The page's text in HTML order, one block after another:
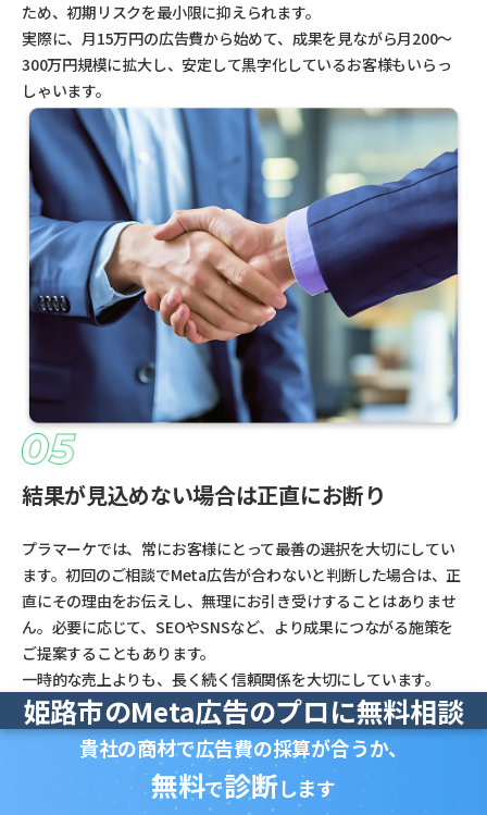
ため、初期リスクを最小限に抑えられます。
実際に、月15万円の広告費から始めて、成果を見ながら月200〜
300万円規模に拡大し、安定して黒字化しているお客様もいらっ
しゃいます。
結果が見込めない場合は正直にお断り
プラマーケでは、常にお客様にとって最善の選択を大切にしてい
ます。初回のご相談でMeta広告が合わないと判断した場合は、正
直にその理由をお伝えし、無理にお引き受けすることはありませ
ん。必要に応じて、SEOやSNSなど、より成果につながる施策を
ご提案することもあります。
一時的な売上よりも、長く続く信頼関係を大切にしています。
姫路市のMeta広告のプロに無料相談
貴社の商材で広告費の採算が合うか、
無料で診断します